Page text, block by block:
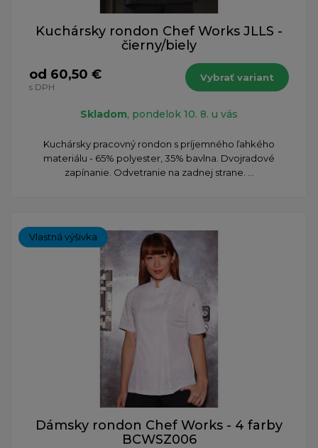
Kuchársky rondon Chef Works JLLS -
čierny/biely
od 60,50 €
s DPH
Vybrať variant
Skladom, pondelok 10. 8. u vás
Kuchársky pracovný rondon s príjemného ľahkého
materiálu - 65% polyester, 35% bavlna. Dvojradové
zapínanie. Odvetranie na zadnej strane. ...
Vlastná výšivka
Dámsky rondon Chef Works - 4 farby
BCWSZ006